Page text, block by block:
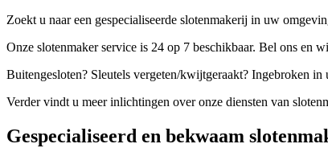
Zoekt u naar een gespecialiseerde slotenmakerij in uw
Onze slotenmaker service is 24 op 7 beschikbaar. Bel ons en
Buitengesloten? Sleutels vergeten/kwijtgeraakt? Ingebroken
Verder vindt u meer inlichtingen over onze diensten van
Gespecialiseerd en bekwaam